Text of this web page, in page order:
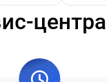
центра